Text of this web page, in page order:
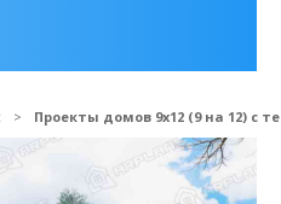
Проекты домов 9х12 (9 на 12) с